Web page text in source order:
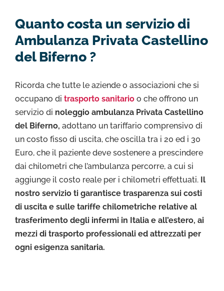
Quanto costa un servizio di
Ambulanza Privata Castellino
del Biferno ?
Ricorda che tutte le aziende o associazioni che si
occupano di trasporto sanitario o che offrono un
servizio di noleggio ambulanza Privata Castellino
del Biferno, adottano un tariffario comprensivo di
un costo fisso di uscita, che oscilla tra i 20 ed i 30
Euro, che il paziente deve sostenere a prescindere
dai chilometri che l’ambulanza percorre, a cui si
aggiunge il costo reale per i chilometri effettuati. Il
nostro servizio ti garantisce trasparenza sui costi
di uscita e sulle tariffe chilometriche relative al
trasferimento degli infermi in Italia e all’estero, ai
mezzi di trasporto professionali ed attrezzati per
ogni esigenza sanitaria.